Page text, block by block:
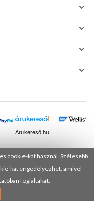
cookie-kat használ. Szélesebb
kat engedélyezhet, amivel
foglaltakat.
Árukereső.hu
Hungary Kft.